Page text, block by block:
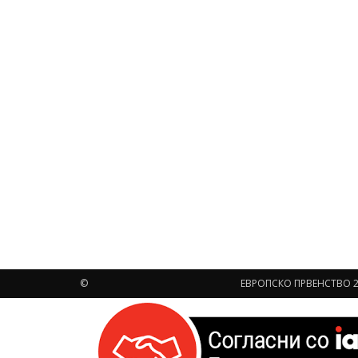
ЕВРОПСКО ПРВЕНСТВО
©